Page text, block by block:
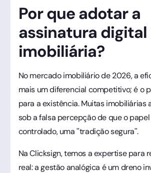
Por que adotar a
assinatura digital
imobiliária?
No mercado imobiliário de 2026, a
mais um diferencial competitivo; é o
para a existência. Muitas imobiliárias
sob a falsa percepção de que o
controlado, uma "tradição segura".
Na Clicksign, temos a expertise para
real: a gestão analógica é um dreno